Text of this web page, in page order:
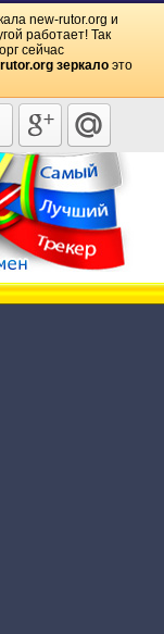
new-rutor.org и
работает! Так
сейчас
зеркало это